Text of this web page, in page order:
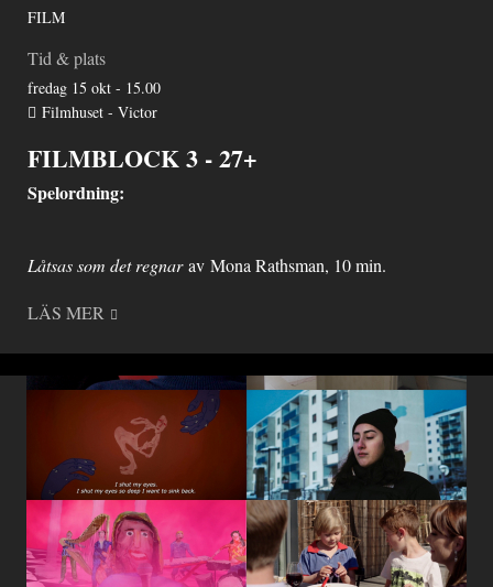
FILM
Tid & plats
fredag 15 okt - 15.00
Filmhuset - Victor
FILMBLOCK 3 - 27+
Spelordning:
Låtsas som det regnarav Mona Rathsman, 10 min.
LÄS MER